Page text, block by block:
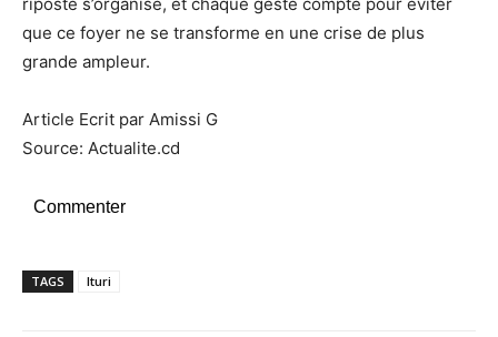
que ce foyer ne se transforme en une crise de plus
grande ampleur.
Article Ecrit par Amissi G
Source: Actualite.cd
Commenter
TAGS Ituri